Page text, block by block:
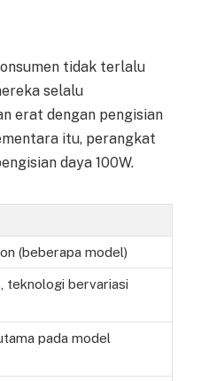
tidak terlalu
selalu
erat dengan pengisian
itu, perangkat
daya 100W.
(beberapa model)
teknologi bervariasi
pada model